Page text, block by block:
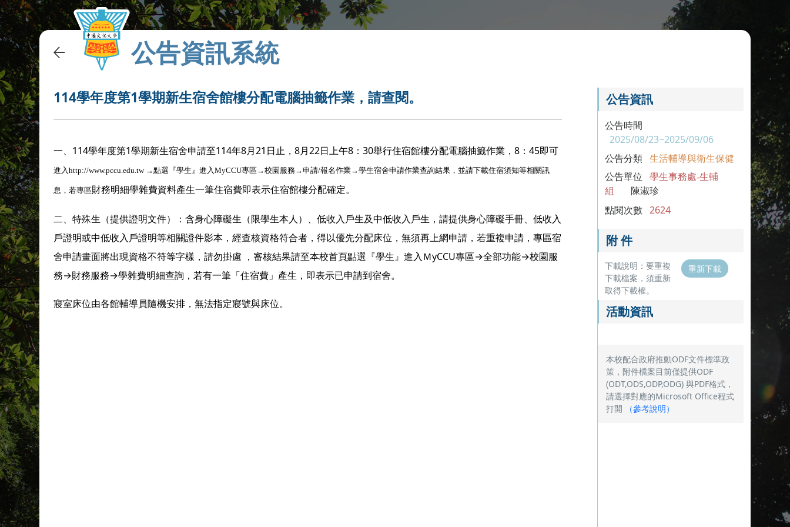
公告資訊系統
114學年度第1學期新生宿舍館樓分配電腦抽籤作業，請查閱。
一、114學年度第1學期新生宿舍申請至114年8月21日止，8月22日上午8：30舉行住宿館樓分配電腦抽籤作業，8：45即可
進入http://www.pccu.edu.tw →點選『學生』進入MyCCU專區→校園服務→申請/報名作業→學生宿舍申請作業查詢結果，並請下載住宿須知等相關訊
息，若專區財務明細學雜費資料產生一筆住宿費即表示住宿館樓分配確定。
二、特殊生（提供證明文件）：含身心障礙生（限學生本人）、低收入戶生及中低收入戶生，請提供身心障礙手冊、低收入
戶證明或中低收入戶證明等相關證件影本，經查核資格符合者，得以優先分配床位，無須再上網申請，若重複申請，專區宿
舍申請畫面將出現資格不符等字樣，請勿掛慮 ，審核結果請至本校首頁點選『學生』進入ＭyCCU專區→全部功能→校園服
務→財務服務→學雜費明細查詢，若有一筆「住宿費」產生，即表示已申請到宿舍。
寢室床位由各館輔導員隨機安排，無法指定寢號與床位。
公告資訊
公告時間
2025/08/23~2025/09/06
公告分類 生活輔導與衛生保健
公告單位
學生事務處-生輔
組
陳淑珍
點閱次數 2624
附 件
下載說明：要重複
下載檔案，須重新
取得下載權。
重新下載
活動資訊
本校配合政府推動ODF文件標準政
策，附件檔案目前僅提供ODF
(ODT,ODS,ODP,ODG) 與PDF格式，
請選擇對應的Microsoft Office程式
打開
（參考說明）